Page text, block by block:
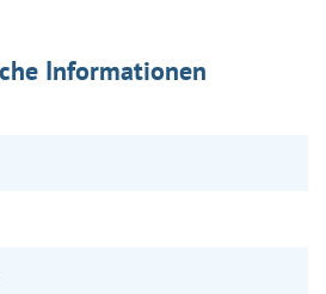
Informationen